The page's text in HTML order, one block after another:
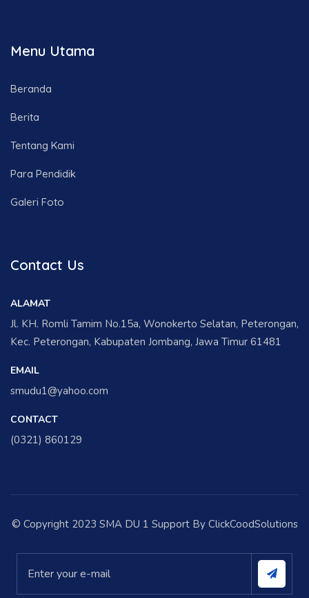
Menu Utama
Beranda
Berita
Tentang Kami
Para Pendidik
Galeri Foto
Contact Us
ALAMAT
Jl. KH. Romli Tamim No.15a, Wonokerto Selatan, Peterongan,
Kec. Peterongan, Kabupaten Jombang, Jawa Timur 61481
EMAIL
smudu1@yahoo.com
CONTACT
(0321) 860129
© Copyright 2023 SMA DU 1 Support By ClickCoodSolutions